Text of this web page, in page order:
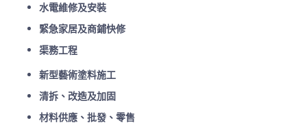
水電維修及安裝
緊急家居及商鋪快修
渠務工程
新型藝術塗料施工
清拆、改造及加固
材料供應、批發、零售